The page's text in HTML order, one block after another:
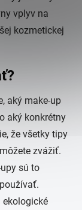
vplyv na
kozmetickej
aký make-up
aký konkrétny
že všetky tipy
zvážiť.
sú to
ekologické